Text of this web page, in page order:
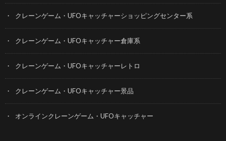
クレーンゲーム・UFOキャッチャーショッピングセンター系
クレーンゲーム・UFOキャッチャー倉庫系
クレーンゲーム・UFOキャッチャーレトロ
クレーンゲーム・UFOキャッチャー景品
オンラインクレーンゲーム・UFOキャッチャー